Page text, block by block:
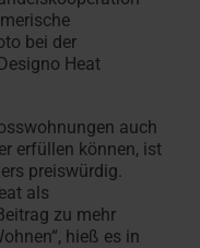
in der
macht's möglich!
& Rollos
außen
3 Schritten zurLeichter
Nähe finden
Förderauskunft für
Rund um
& Konfiguratoren
rund um Roto
Mehr über
bei der
Heat
auch
erfüllen können, ist
preiswürdig.
als
zu mehr
hieß es in